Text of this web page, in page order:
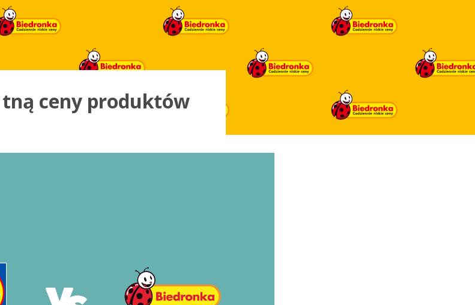
ceny produktów